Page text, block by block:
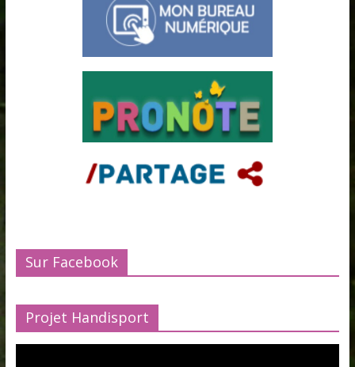
Sur Facebook
Projet Handisport